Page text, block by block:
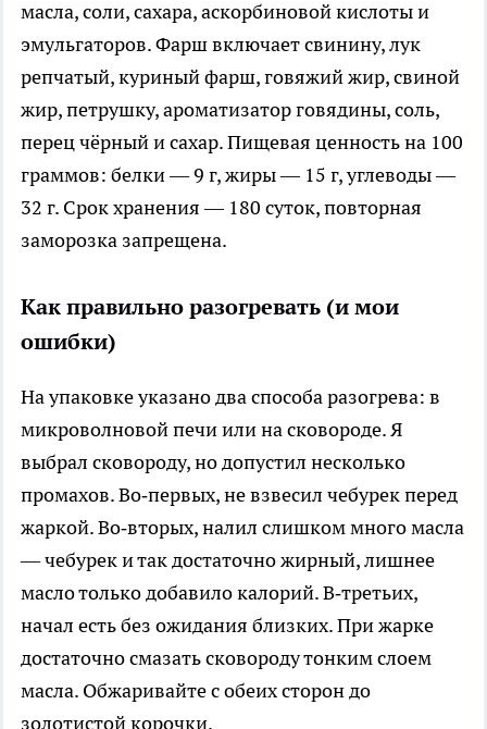
масла, соли, сахара, аскорбиновой кислоты и
эмульгаторов. Фарш включает свинину, лук
репчатый, куриный фарш, говяжий жир, свиной
жир, петрушку, ароматизатор говядины, соль,
перец чёрный и сахар. Пищевая ценность на 100
граммов: белки — 9 г, жиры — 15 г, углеводы —
32 г. Срок хранения — 180 суток, повторная
заморозка запрещена.
Как правильно разогревать (и мои
ошибки)
На упаковке указано два способа разогрева: в
микроволновой печи или на сковороде. Я
выбрал сковороду, но допустил несколько
промахов. Во‑первых, не взвесил чебурек перед
жаркой. Во‑вторых, налил слишком много масла
— чебурек и так достаточно жирный, лишнее
масло только добавило калорий. В‑третьих,
начал есть без ожидания близких. При жарке
достаточно смазать сковороду тонким слоем
масла. Обжаривайте с обеих сторон до
золотистой корочки.